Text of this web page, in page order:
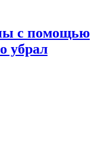
с помощью
убрал